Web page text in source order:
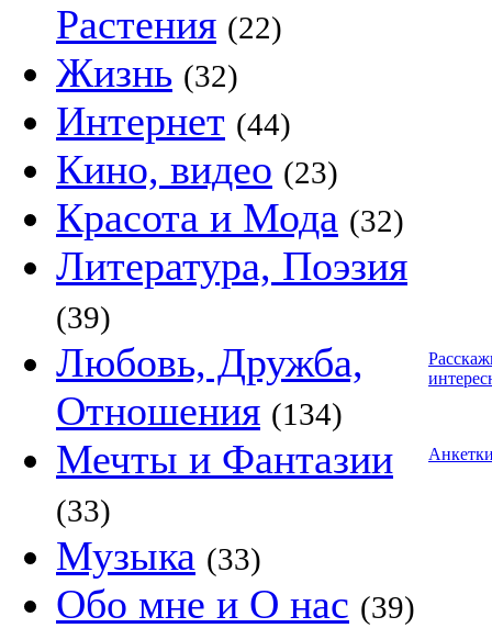
Растения (22)
Жизнь (32)
Интернет (44)
Кино, видео (23)
Красота и Мода (32)
Литература, Поэзия
(39)
Любовь, Дружба,
Отношения (134)
Мечты и Фантазии
(33)
Музыка (33)
Обо мне и О нас (39)